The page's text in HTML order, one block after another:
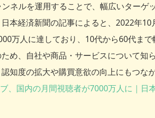
ネルを運用することで、幅広いターゲ
本経済新聞の記事によると、2022年10
万人に達しており、10代から60代ま
め、自社や商品・サービスについて知
知度の拡大や購買意欲の向上にもつなが
、国内の月間視聴者が7000万人に｜日